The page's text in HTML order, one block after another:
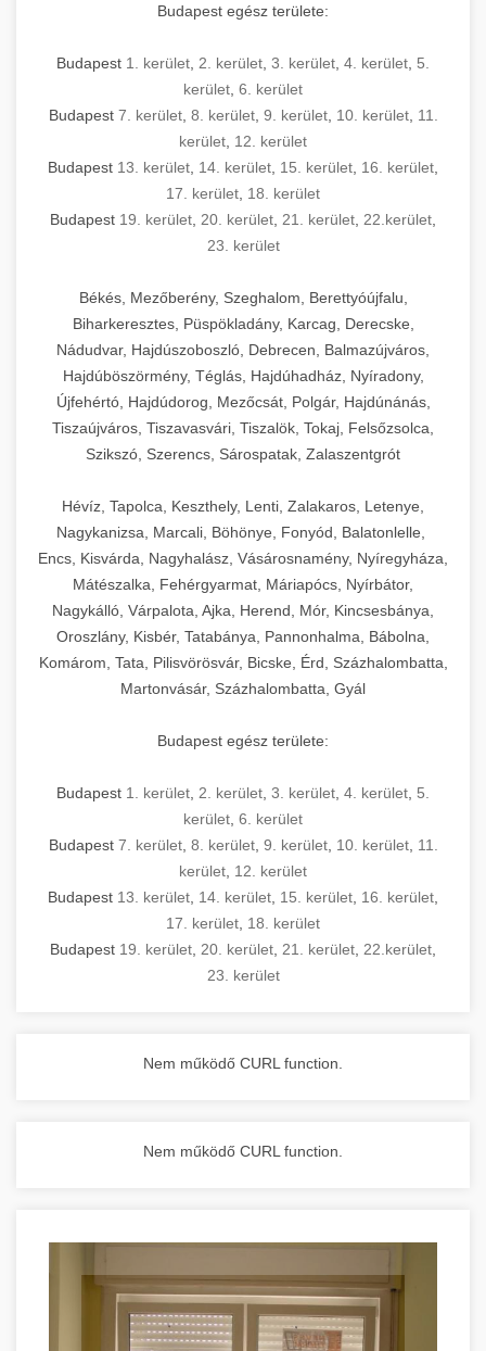
Budapest egész területe:
Budapest 1. kerület 2. kerület 3. kerület 4. kerület 5.
kerület 6. kerület
Budapest 7. kerület, 8. kerület, 9. kerület, 10. kerület, 11.
kerület 12. kerület
Budapest 13. kerület 14. kerület 15. kerület 16. kerület
17. kerület 18. kerület
Budapest 19. kerület 20. kerület 21. kerület 22.kerület
23. kerület
Békés, Mezőberény, Szeghalom, Berettyóújfalu,
Biharkeresztes, Püspökladány, Karcag, Derecske,
Nádudvar, Hajdúszoboszló, Debrecen, Balmazújváros,
Hajdúböszörmény, Téglás, Hajdúhadház, Nyíradony,
Újfehértó, Hajdúdorog, Mezőcsát, Polgár, Hajdúnánás,
Tiszaújváros, Tiszavasvári, Tiszalök, Tokaj, Felsőzsolca,
Szikszó, Szerencs, Sárospatak, Zalaszentgrót
Hévíz, Tapolca, Keszthely, Lenti, Zalakaros, Letenye,
Nagykanizsa, Marcali, Böhönye, Fonyód, Balatonlelle,
Encs, Kisvárda, Nagyhalász, Vásárosnamény, Nyíregyháza,
Mátészalka, Fehérgyarmat, Máriapócs, Nyírbátor,
Nagykálló, Várpalota, Ajka, Herend, Mór, Kincsesbánya,
Oroszlány, Kisbér, Tatabánya, Pannonhalma, Bábolna,
Komárom, Tata, Pilisvörösvár, Bicske, Érd, Százhalombatta,
Martonvásár, Százhalombatta, Gyál
Budapest egész területe:
Budapest 1. kerület 2. kerület 3. kerület 4. kerület 5.
kerület 6. kerület
Budapest 7. kerület, 8. kerület, 9. kerület, 10. kerület, 11.
kerület 12. kerület
Budapest 13. kerület 14. kerület 15. kerület 16. kerület
17. kerület 18. kerület
Budapest 19. kerület 20. kerület 21. kerület 22.kerület
23. kerület
Nem működő CURL function.
Nem működő CURL function.